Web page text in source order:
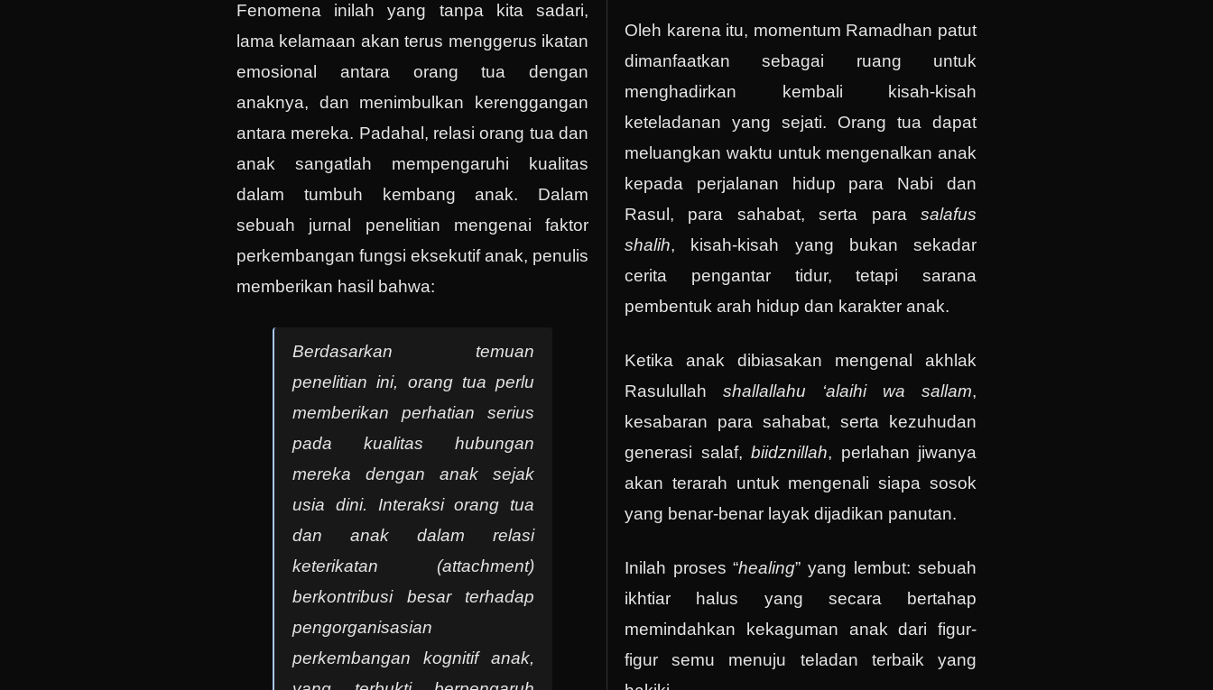
Fenomena inilah yang tanpa kita sadari,
lama kelamaan akan terus menggerus ikatan
emosional antara orang tua dengan
anaknya, dan menimbulkan kerenggangan
antara mereka. Padahal, relasi orang tua dan
anak sangatlah mempengaruhi kualitas
dalam tumbuh kembang anak. Dalam
sebuah jurnal penelitian mengenai faktor
perkembangan fungsi eksekutif anak, penulis
memberikan hasil bahwa:
Berdasarkan temuan
penelitian ini, orang tua perlu
memberikan perhatian serius
pada kualitas hubungan
mereka dengan anak sejak
usia dini. Interaksi orang tua
dan anak dalam relasi
keterikatan (attachment)
berkontribusi besar terhadap
pengorganisasian
perkembangan kognitif anak,
Oleh karena itu, momentum Ramadhan patut
dimanfaatkan sebagai ruang untuk
menghadirkan kembali kisah-kisah
keteladanan yang sejati. Orang tua dapat
meluangkan waktu untuk mengenalkan anak
kepada perjalanan hidup para Nabi dan
Rasul, para sahabat, serta para salafus
shalih, kisah-kisah yang bukan sekadar
cerita pengantar tidur, tetapi sarana
pembentuk arah hidup dan karakter anak.
Ketika anak dibiasakan mengenal akhlak
Rasulullah shallallahu ‘alaihi wa sallam,
kesabaran para sahabat, serta kezuhudan
generasi salaf, biidznillah, perlahan jiwanya
akan terarah untuk mengenali siapa sosok
yang benar-benar layak dijadikan panutan.
Inilah proses “healing” yang lembut: sebuah
ikhtiar halus yang secara bertahap
memindahkan kekaguman anak dari figur-
figur semu menuju teladan terbaik yang